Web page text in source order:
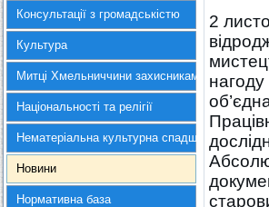
Консультації з громадськістю
Культура
Митці Хмельниччини захисникам України
Національності та релігії
Нематеріальна культурна спадщина
Новини
Нормативна база
2